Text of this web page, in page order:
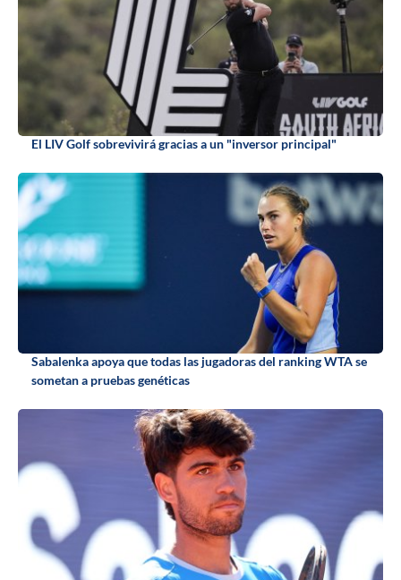
El LIV Golf sobrevivirá gracias a un "inversor principal"
Sabalenka apoya que todas las jugadoras del ranking WTA se
sometan a pruebas genéticas